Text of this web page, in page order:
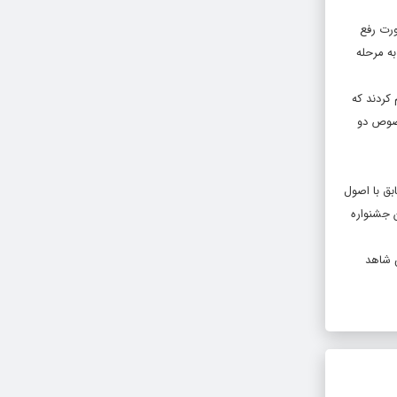
رفع
صورت استمرار شرایط کرونایی کشور ۱۲ گروه راه‌یافته به مرحله
اقدام کردند که
دو
کرده است: از میان آثار رسیده به دبیرخانه سومین جشنواره ملی شمس و مولانا ۸۷ اثر مطابق با اصول
اختیار داوران جشنواره
شاهد